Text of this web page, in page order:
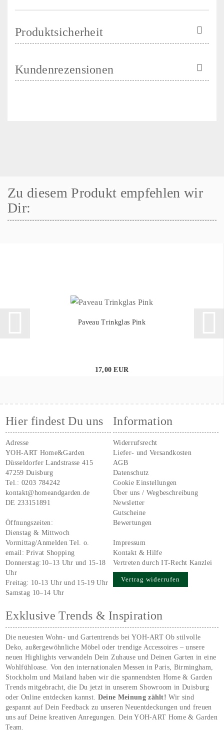
Produktsicherheit
Kundenrezensionen
Zu diesem Produkt empfehlen wir
Dir:
Paveau Trinkglas Pink
17,00 EUR
Hier findest Du uns
Adresse
YOH-ART Home&Garden
Düsseldorfer Landstrasse 415
47259 Duisburg
Tel.:0203 784242
kontakt@homeandgarden.de
DE 233151891
Öffnungszeiten:
Dienstag & Mittwoch
Vormittag/Anmelden Tel. o.
email:Privat Shopping
Donnerstag:10–13 Uhr und 15-18
Uhr
Freitag: 10-13 Uhr und 15-19 Uhr
Samstag 10–14 Uhr
Information
Widerrufsrecht
Liefer- und Versandkosten
AGB
Datenschutz
Cookie Einstellungen
Über uns / Wegbeschreibung
Newsletter
Gutscheine
Bewertungen
Impressum
Kontakt & Hilfe
Vertreten durch IT-Recht Kanzlei
Vertrag widerrufen
Exklusive Trends & Inspiration
Die neuesten Wohn- und Gartentrends bei YOH‑ART Ob stilvolle
Deko, außergewöhnliche Möbel oder trendige Accessoires – unsere
neuen Highlights verwandeln Dein Zuhause und Deinen Garten in eine
Wohlfühloase. Von den internationalen Messen in Paris, Birmingham,
Stockholm und Mailand haben wir die spannendsten Home & Garden
Trends mitgebracht, die Du jetzt in unserem Showroom in Duisburg
oder Online entdecken kannst. Deine Meinung zählt!Wir sind
gespannt auf Dein Feedback zu unseren Neuentdeckungen und freuen
uns auf Deine kreativen Anregungen. Dein YOH‑ART Home & Garden
Team.